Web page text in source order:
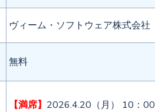
ヴィーム・ソフトウェア株式会社
無料
【満席】 2026.4.20（月） 10：